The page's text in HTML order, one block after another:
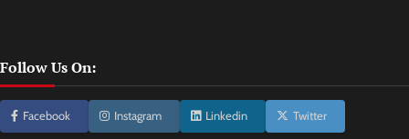
Follow Us On:
Facebook Instagram Linkedin Twitter